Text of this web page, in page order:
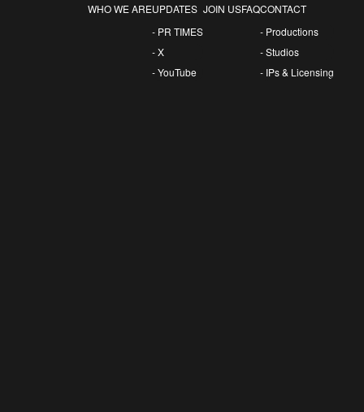
WHO WE AREUPDATES
- PR TIMES
- X
- YouTube
JOIN USFAQCONTACT
- Productions
- Studios
- IPs & Licensing